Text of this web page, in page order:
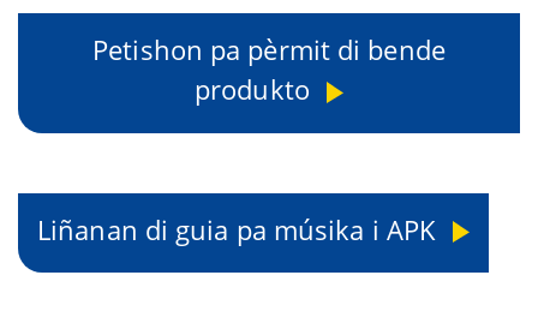
Petishon pa pèrmit di bende
produkto
Liñanan di guia pa músika i APK